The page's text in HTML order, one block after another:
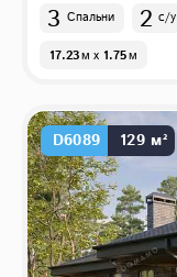
3 Спальни 2 с/у
17.23м x 1.75м
D6089 129 м²